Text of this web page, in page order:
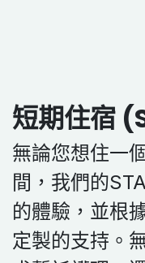
短期住宿
無論您想住一
間，我們的
的體驗，並根
定製的支持。